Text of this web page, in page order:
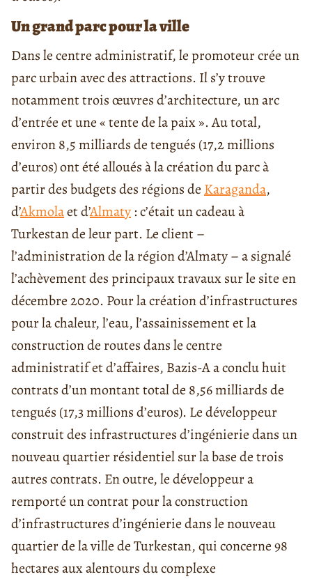
Un grand parc pour la ville
Dans le centre administratif, le promoteur crée un
parc urbain avec des attractions. Il s’y trouve
notamment trois œuvres d’architecture, un arc
d’entrée et une « tente de la paix ». Au total,
environ 8,5 milliards de tengués (17,2 millions
d’euros) ont été alloués à la création du parc à
partir des budgets des régions deKaraganda,
d’Akmolaet d’Almaty: c’était un cadeau à
Turkestan de leur part. Le client –
l’administration de la région d’Almaty – a signalé
l’achèvement des principaux travaux sur le site en
décembre 2020. Pour la création d’infrastructures
pour la chaleur, l’eau, l’assainissement et la
construction de routes dans le centre
administratif et d’affaires, Bazis-A a conclu huit
contrats d’un montant total de 8,56 milliards de
tengués (17,3 millions d’euros). Le développeur
construit des infrastructures d’ingénierie dans un
nouveau quartier résidentiel sur la base de trois
autres contrats. En outre, le développeur a
remporté un contrat pour la construction
d’infrastructures d’ingénierie dans le nouveau
quartier de la ville de Turkestan, qui concerne 98
hectares aux alentours du complexe